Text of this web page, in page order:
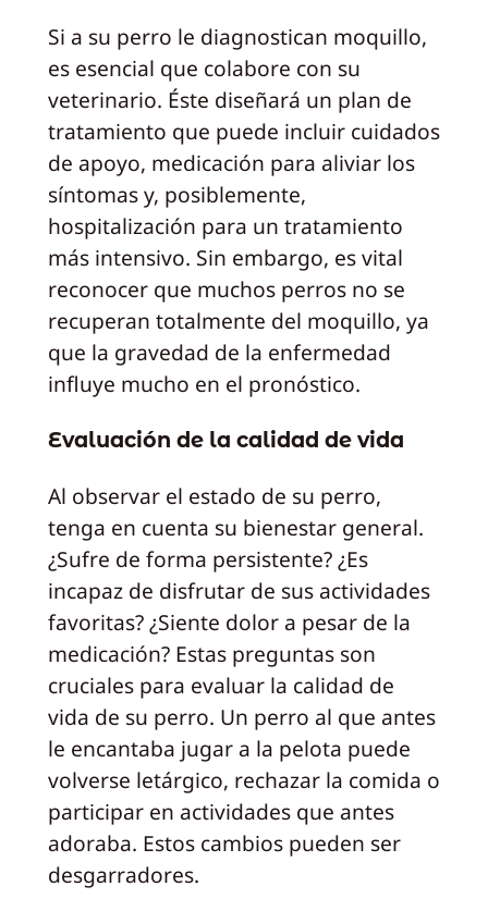
Si a su perro le diagnostican moquillo,
es esencial que colabore con su
veterinario. Éste diseñará un plan de
tratamiento que puede incluir cuidados
de apoyo, medicación para aliviar los
síntomas y, posiblemente,
hospitalización para un tratamiento
más intensivo. Sin embargo, es vital
reconocer que muchos perros no se
recuperan totalmente del moquillo, ya
que la gravedad de la enfermedad
influye mucho en el pronóstico.
Evaluación de la calidad de vida
Al observar el estado de su perro,
tenga en cuenta su bienestar general.
¿Sufre de forma persistente? ¿Es
incapaz de disfrutar de sus actividades
favoritas? ¿Siente dolor a pesar de la
medicación? Estas preguntas son
cruciales para evaluar la calidad de
vida de su perro. Un perro al que antes
le encantaba jugar a la pelota puede
volverse letárgico, rechazar la comida o
participar en actividades que antes
adoraba. Estos cambios pueden ser
desgarradores.